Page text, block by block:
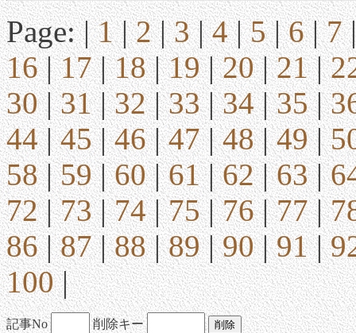
Page: |1|2|3|4|5|6|7
16|17|18|19|20|21|
30|31|32|33|34|35|
44|45|46|47|48|49|
58|59|60|61|62|63|
72|73|74|75|76|77|
86|87|88|89|90|91|
100|
記事No 削除キー